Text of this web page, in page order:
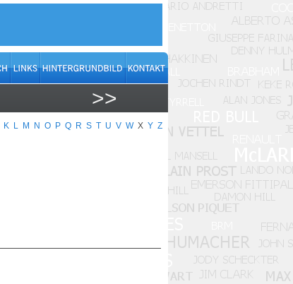
>>
K L M N O P Q R S T U V W X Y Z